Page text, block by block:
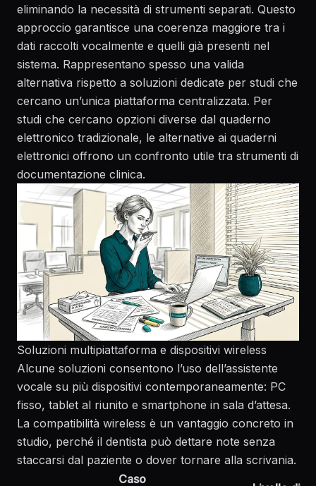
eliminando la necessità di strumenti separati. Questo
approccio garantisce una coerenza maggiore tra i
dati raccolti vocalmente e quelli già presenti nel
sistema. Rappresentano spesso una valida
alternativa rispetto a soluzioni dedicate per studi che
cercano un’unica piattaforma centralizzata. Per
studi che cercano opzioni diverse dal quaderno
elettronico tradizionale, le alternative ai quaderni
elettronici offrono un confronto utile tra strumenti di
documentazione clinica.
Soluzioni multipiattaforma e dispositivi wireless
Alcune soluzioni consentono l’uso dell’assistente
vocale su più dispositivi contemporaneamente: PC
fisso, tablet al riunito e smartphone in sala d’attesa.
La compatibilità wireless è un vantaggio concreto in
studio, perché il dentista può dettare note senza
staccarsi dal paziente o dover tornare alla scrivania.
Caso